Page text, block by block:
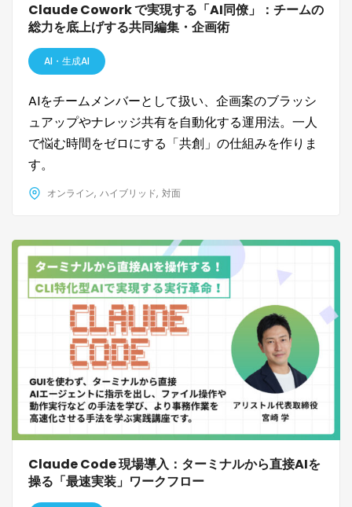
Claude Cowork で実現する「AI同僚」：チームの
総力を底上げする共同編集・企画術
AI・生成AI
AIをチームメンバーとして扱い、企画案のブラッシ
ュアップやナレッジ共有を自動化する運用法。一人
で悩む時間をゼロにする「共創」の仕組みを作りま
す。
オンライン ハイブリッド 対面
Claude Code 現場導入：ターミナルから直接AIを
操る「最速実装」ワークフロー